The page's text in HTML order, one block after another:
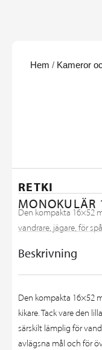
Hem / Kameror
RETKI
Den kompakta 16×52
vandrare, jägare, för
Beskrivning
Den kompakta 16×52
kikare. Tack vare den
särskilt lämplig för
avlägsna mål och för